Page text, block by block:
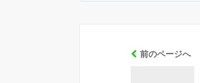
前のページへ